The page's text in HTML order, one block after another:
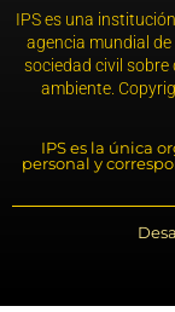
IPS es una
agencia mundial
sociedad civil
ambiente.
IPS es la única
personal y